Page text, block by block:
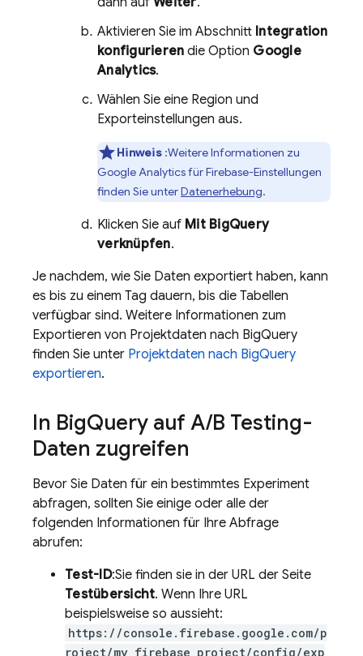
Aktivieren Sie im Abschnitt Integration
konfigurieren die Option Google
Analytics.
Wählen Sie eine Region und
Exporteinstellungen aus.
Hinweis:Weitere Informationen zu
Google AnalyticsfürFirebase-Einstellungen
finden Sie unterDatenerhebung.
Klicken Sie auf Mit BigQuery
verknüpfen.
Je nachdem, wie Sie Daten exportiert haben, kann
es bis zu einem Tag dauern, bis die Tabellen
verfügbar sind. Weitere Informationen zum
Exportieren von Projektdaten nach BigQuery
finden Sie unter Projektdaten nach BigQuery
exportieren.
In BigQuery auf A/B Testing-
Daten zugreifen
Bevor Sie Daten für ein bestimmtes Experiment
abfragen, sollten Sie einige oder alle der
folgenden Informationen für Ihre Abfrage
abrufen:
Test-ID:Sie finden sie in der URL der Seite
Testübersicht. Wenn Ihre URL
beispielsweise so aussieht:
https://console.firebase.google.com/p
roject/my_firebase_project/config/exp